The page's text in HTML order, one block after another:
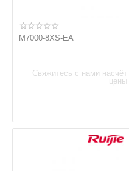
M7000-8XS-EA
Свяжитесь с нами насчёт
цены